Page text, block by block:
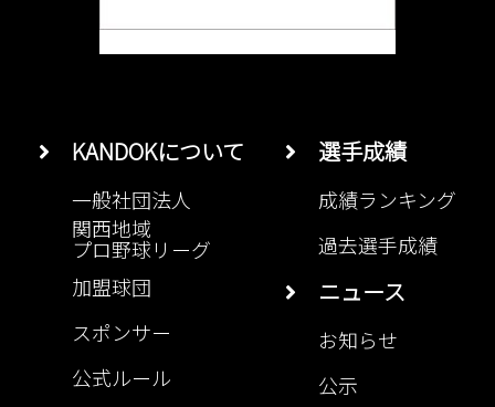
KANDOKについて
一般社団法人
関西地域
プロ野球リーグ
加盟球団
スポンサー
公式ルール
選手成績
成績ランキング
過去選手成績
ニュース
お知らせ
公示